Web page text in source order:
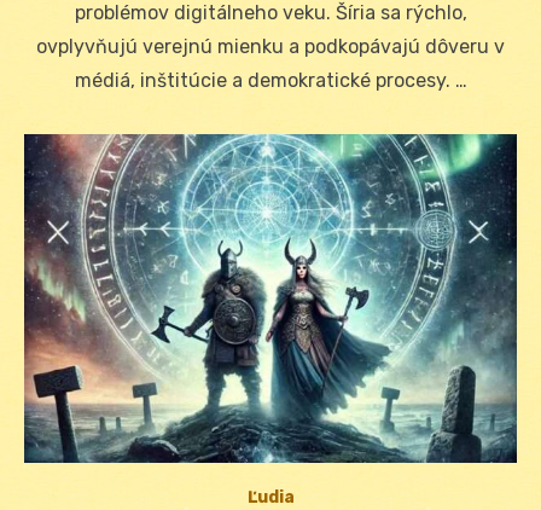
problémov digitálneho veku. Šíria sa rýchlo,
ovplyvňujú verejnú mienku a podkopávajú dôveru v
médiá, inštitúcie a demokratické procesy. …
Ľudia